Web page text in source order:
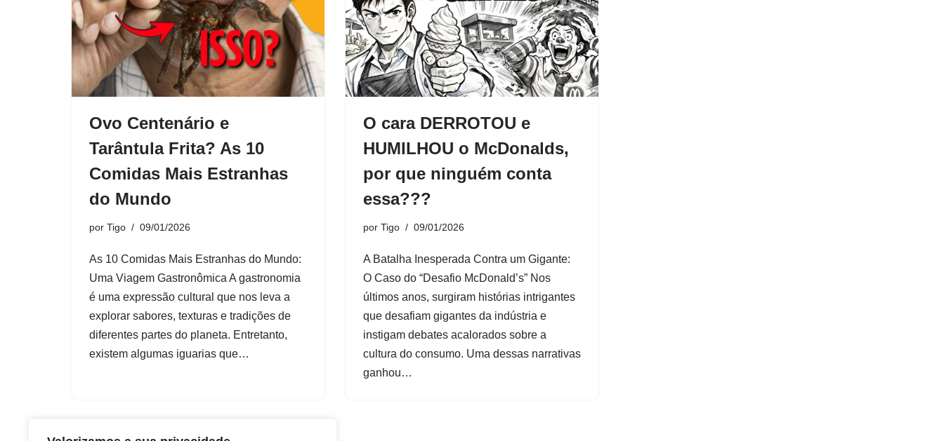
Ovo Centenário e
Tarântula Frita? As 10
Comidas Mais Estranhas
do Mundo
por Tigo 09/01/2026
As 10 Comidas Mais Estranhas do Mundo:
Uma Viagem Gastronômica A gastronomia
é uma expressão cultural que nos leva a
explorar sabores, texturas e tradições de
diferentes partes do planeta. Entretanto,
existem algumas iguarias que…
O cara DERROTOU e
HUMILHOU o McDonalds,
por que ninguém conta
essa???
por Tigo 09/01/2026
A Batalha Inesperada Contra um Gigante:
O Caso do “Desafio McDonald’s” Nos
últimos anos, surgiram histórias intrigantes
que desafiam gigantes da indústria e
instigam debates acalorados sobre a
cultura do consumo. Uma dessas narrativas
ganhou…